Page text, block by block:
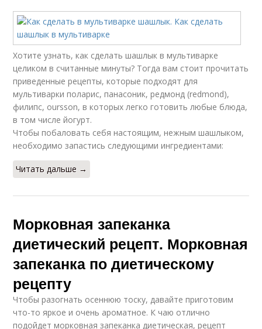
Хотите узнать, как сделать шашлык в мультиварке
целиком в считанные минуты? Тогда вам стоит прочитать
приведенные рецепты, которые подходят для
мультиварки поларис, панасоник, редмонд (redmond),
филипс, oursson, в которых легко готовить любые блюда,
в том числе йогурт.
Чтобы побаловать себя настоящим, нежным шашлыком,
необходимо запастись следующими ингредиентами:
Читать дальше →
Морковная запеканка
диетический рецепт. Морковная
запеканка по диетическому
рецепту
Чтобы разогнать осеннюю тоску, давайте приготовим
что-то яркое и очень ароматное. К чаю отлично
подойдет морковная запеканка диетическая, рецепт